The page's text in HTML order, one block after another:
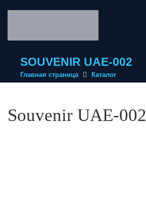
SOUVENIR UAE-002
Главная страница Каталог
Souvenir UAE-002